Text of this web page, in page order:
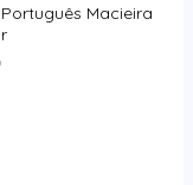
Macieira